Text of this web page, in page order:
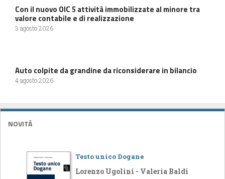
Con il nuovo OIC 5 attività immobilizzate al minore tra
valore contabile e di realizzazione
3 agosto 2026
Auto colpite da grandine da riconsiderare in bilancio
4 agosto 2026
NOVITÁ
Testo unico Dogane
Lorenzo Ugolini - Valeria Baldi